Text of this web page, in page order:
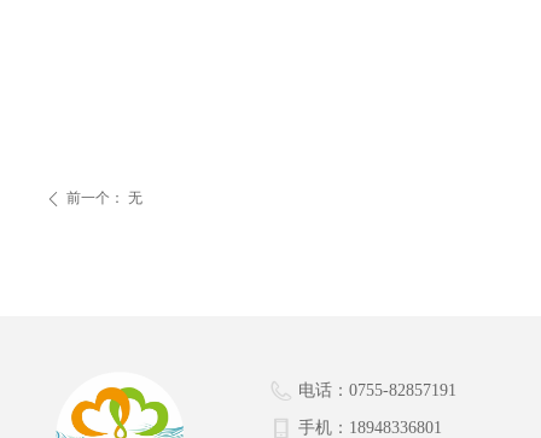
ꄴ 前一个： 无
电话： 0755-82857191
手机： 18948336801